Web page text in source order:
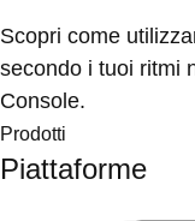
Scopri come
secondo i tuoi ritmi
Console.
Prodotti
Piattaforme